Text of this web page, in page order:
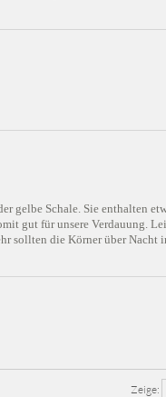
gelbe Schale. Sie enthalten
gut für unsere Verdauung.
sollten die Körner über Nacht
Zeige: